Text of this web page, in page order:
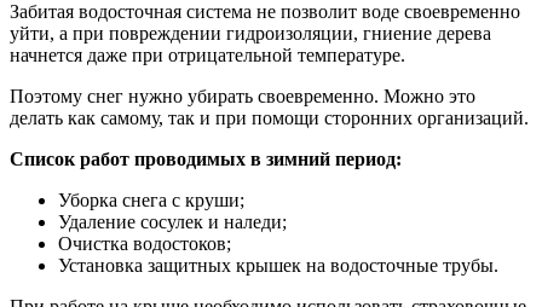
Забитая водосточная система не позволит воде своевременно
уйти, а при повреждении гидроизоляции, гниение дерева
начнется даже при отрицательной температуре.
Поэтому снег нужно убирать своевременно. Можно это
делать как самому, так и при помощи сторонних организаций.
Список работ проводимых в зимний период:
Уборка снега с круши;
Удаление сосулек и наледи;
Очистка водостоков;
Установка защитных крышек на водосточные трубы.